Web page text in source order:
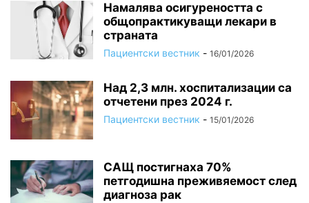
Намалява осигуреността с
общопрактикуващи лекари в
страната
Пациентски вестник - 16/01/2026
Над 2,3 млн. хоспитализации са
отчетени през 2024 г.
Пациентски вестник - 15/01/2026
САЩ постигнаха 70%
петгодишна преживяемост след
диагноза рак